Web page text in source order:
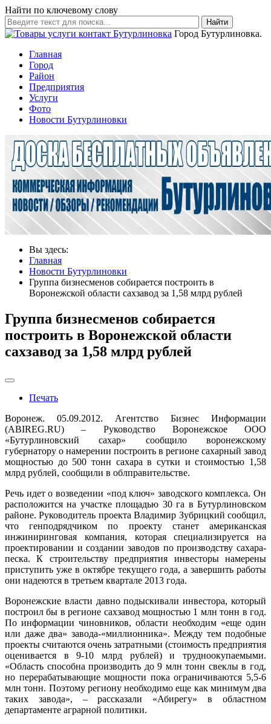
Найти по ключевому слову
Найти
Город Бутурлиновка.
Главная
Город
Район
Предприятия
Услуги
Фото
Новости Бутурлиновки
Вы здесь:
Главная
Новости Бутурлиновки
Группа бизнесменов собирается построить в
Воронежской области сахзавод за 1,58 млрд рублей
Группа бизнесменов собирается
построить в Воронежской области
сахзавод за 1,58 млрд рублей
Печать
Воронеж. 05.09.2012. Агентство Бизнес Информации
(ABIREG.RU) – Руководство Воронежское ООО
«Бутурлиновский сахар» сообщило воронежскому
губернатору о намерении построить в регионе сахарный завод
мощностью до 500 тонн сахара в сутки и стоимостью 1,58
млрд рублей, сообщили в облправительстве.
Речь идет о возведении «под ключ» заводского комплекса. Он
расположится на участке площадью 30 га в Бутурлиновском
районе. Руководитель проекта Владимир Зубрицкий сообщил,
что генподрядчиком по проекту станет американская
инжиниринговая компания, которая специализируется на
проектировании и создании заводов по производству сахара-
песка. К строительству предприятия инвесторы намерены
приступить уже в октябре текущего года, а завершить работы
они надеются в третьем квартале 2013 года.
Воронежские власти давно подыскивали инвестора, который
построил бы в регионе сахзавод мощностью 1 млн тонн в год.
По информации чиновников, области необходим «еще один
или даже два» завода-«миллионника». Между тем подобные
проекты считаются очень затратными (стоимость предприятия
оценивается в 9-10 млрд рублей) и трудноокупаемыми.
«Область способна производить до 9 млн тонн свеклы в год,
но перерабатывающие мощности пока ограничиваются 5,5-6
млн тонн. Поэтому региону необходимо еще как минимум два
таких завода», – рассказали «Абирегу» в областном
департаменте аграрной политики.